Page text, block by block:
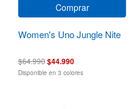
Comprar
Women's Uno Jungle Nite
$64.990$44.990
Disponible en 3 colores